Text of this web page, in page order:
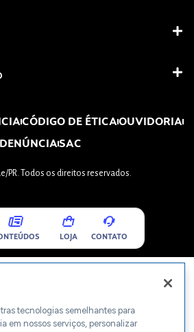
CÓDIGO DE ÉTICAOUVIDORIA
DENÚNCIASAC
PR. Todos os direitos reservados.
LOJA CONTATO
tecnologias semelhantes para
em nossos serviços, personalizar